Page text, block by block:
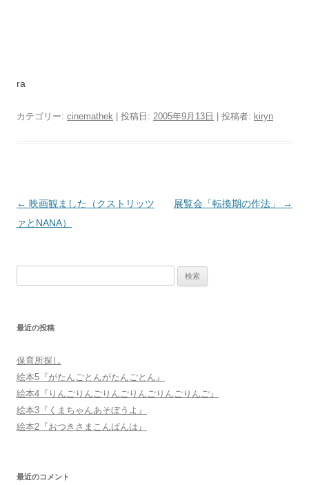
ra
カテゴリー: cinemathek | 投稿日: 2005年9月13日 投稿者: kiryn
投
稿
ン
← 映画観ました（クストリッツ
ァとNANA）
展覧会「転換期の作法」 →
最近の投稿
保育所探し
絵本5『がたんごとんがたんごとん』
絵本4『りんごりんごりんごりんごりんごりんご』
絵本3『くまちゃんあそぼうよ』
絵本2『おつきさまこんばんは』
最近のコメント